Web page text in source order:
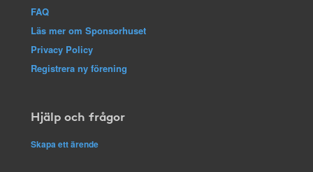
FAQ
Läs mer om Sponsorhuset
Privacy Policy
Registrera ny förening
Hjälp och frågor
Skapa ett ärende